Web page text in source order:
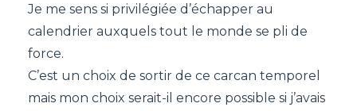
Je me sens si privilégiée d’échapper au
calendrier auxquels tout le monde se pli de
force.
C’est un choix de sortir de ce carcan temporel
mais mon choix serait-il encore possible si j’avais